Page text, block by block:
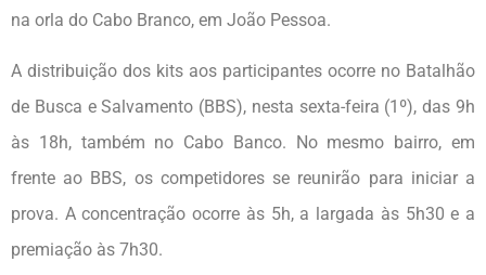
na orla do Cabo Branco, em João Pessoa.
A distribuição dos kits aos participantes ocorre no Batalhão
de Busca e Salvamento (BBS), nesta sexta-feira (1º), das 9h
às 18h, também no Cabo Banco. No mesmo bairro, em
frente ao BBS, os competidores se reunirão para iniciar a
prova. A concentração ocorre às 5h, a largada às 5h30 e a
premiação às 7h30.